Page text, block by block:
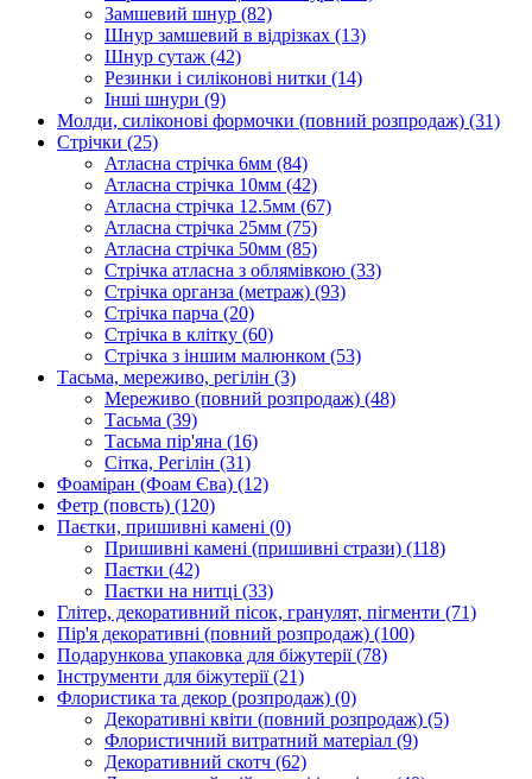
Замшевий шнур (82)
Шнур замшевий в відрізках (13)
Шнур сутаж (42)
Резинки і силіконові нитки (14)
Інші шнури (9)
Молди, силіконові формочки (повний розпродаж) (31)
Стрічки (25)
Атласна стрічка 6мм (84)
Атласна стрічка 10мм (42)
Атласна стрічка 12.5мм (67)
Атласна стрічка 25мм (75)
Атласна стрічка 50мм (85)
Стрічка атласна з облямівкою (33)
Стрічка органза (метраж) (93)
Стрічка парча (20)
Стрічка в клітку (60)
Стрічка з іншим малюнком (53)
Тасьма, мереживо, регілін (3)
Мереживо (повний розпродаж) (48)
Тасьма (39)
Тасьма пір'яна (16)
Сітка, Регілін (31)
Фоаміран (Фоам Єва) (12)
Фетр (повсть) (120)
Паєтки, пришивні камені (0)
Пришивні камені (пришивні стрази) (118)
Паєтки (42)
Паєтки на нитці (33)
Глітер, декоративний пісок, гранулят, пігменти (71)
Пір'я декоративні (повний розпродаж) (100)
Подарункова упаковка для біжутерії(78)
Інструменти для біжутерії(21)
Флористика та декор (розпродаж) (0)
Декоративні квіти (повний розпродаж) (5)
Флористичний витратний матеріал (9)
Декоративний скотч (62)